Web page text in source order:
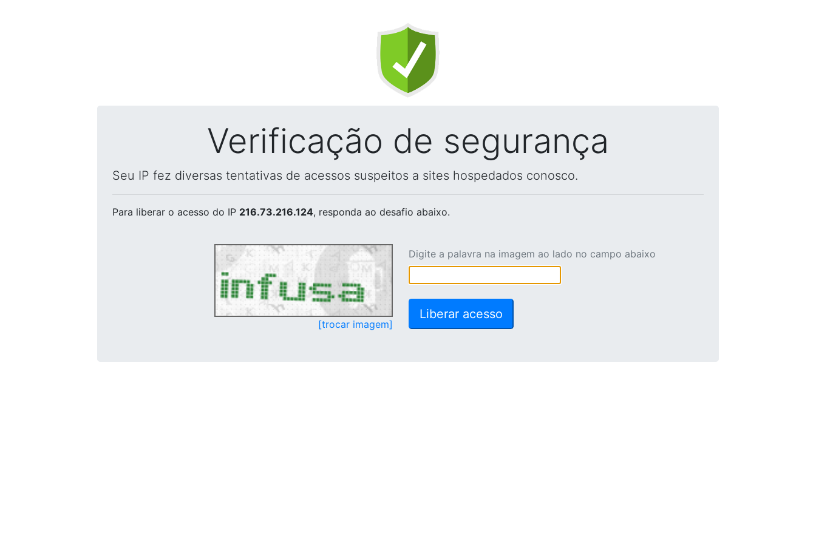
Verificação de segurança
Seu IP fez diversas tentativas de acessos suspeitos a sites hospedados conosco.
Para liberar o acesso do IP 216.73.216.124, responda ao desafio abaixo.
[trocar imagem]
Digite a palavra na imagem ao lado no campo abaixo